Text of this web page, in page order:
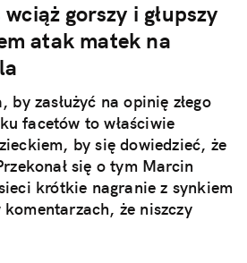
gorszy i głupszy
atak matek na
by zasłużyć na opinię złego
facetów to właściwie
by się dowiedzieć, że
się o tym Marcin
krótkie nagranie z synkiem
komentarzach, że niszczy